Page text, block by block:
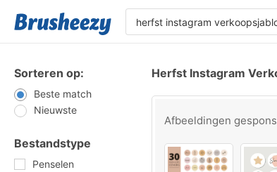
Sorteren op:
Beste match
Nieuwste
Bestandstype
Penselen
Herfst Instagram
Afbeeldingen